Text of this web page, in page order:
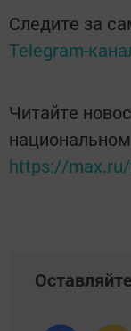
Следите за
Telegram-
Читайте
https://